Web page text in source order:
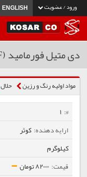
ورود / عضویت ENGLISH
دی متیل فورمامید (DMF)
مواد اولیه رنگ و رزین حلال
1
کوثر
کیلوگرم
82000 تومان